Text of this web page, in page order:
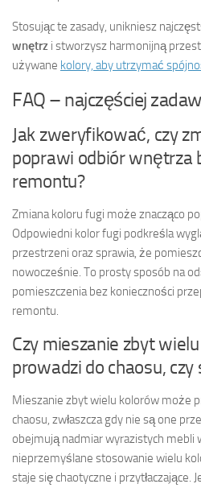
Stosując te zasady, unikniesz
wnętrz i stworzysz harmonijną
używane kolory, aby utrzymać
FAQ – najczęściej
Jak zweryfikować, czy
poprawi odbiór wnętrza
remontu?
Zmiana koloru fugi może znacząco
Odpowiedni kolor fugi podkreśla
przestrzeni oraz sprawia, że
nowocześnie. To prosty sposób na
pomieszczenia bez konieczności
remontu.
Czy mieszanie zbyt
prowadzi do chaosu,
Mieszanie zbyt wielu kolorów może
chaosu, zwłaszcza gdy nie są one
obejmują nadmiar wyrazistych mebli
nieprzemyślane stosowanie wielu
staje się chaotyczne i przytłaczające.